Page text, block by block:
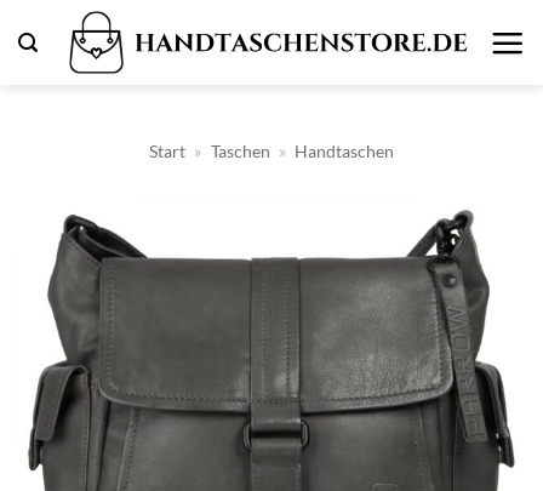
Inhalt
Start » Taschen » Handtaschen